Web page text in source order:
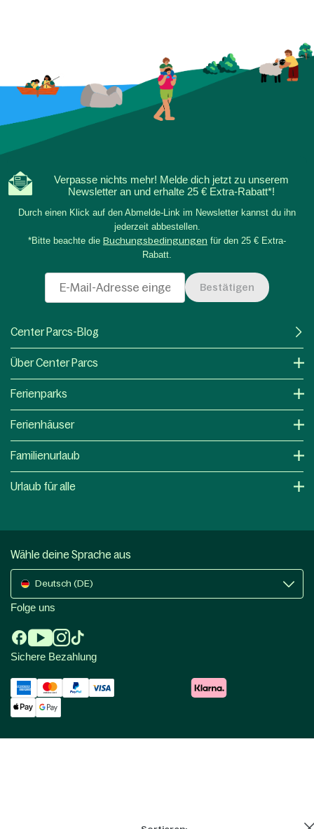
Verpasse nichts mehr! Melde dich jetzt zu unserem
Newsletter an und erhalte 25 € Extra-Rabatt*!
Durch einen Klick auf den Abmelde-Link im Newsletter kannst du ihn
jederzeit abbestellen.
*Bitte beachte die Buchungsbedingungen für den 25 € Extra-
Rabatt.
Bestätigen
Center Parcs-Blog
Über Center Parcs
Ferienparks
Ferienhäuser
Familienurlaub
Urlaub für alle
Wähle deine Sprache aus
Deutsch (DE)
Folge uns
Sichere Bezahlung